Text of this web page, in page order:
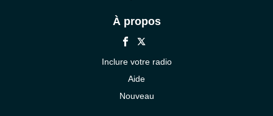
À propos
Inclure votre radio
Aide
Nouveau